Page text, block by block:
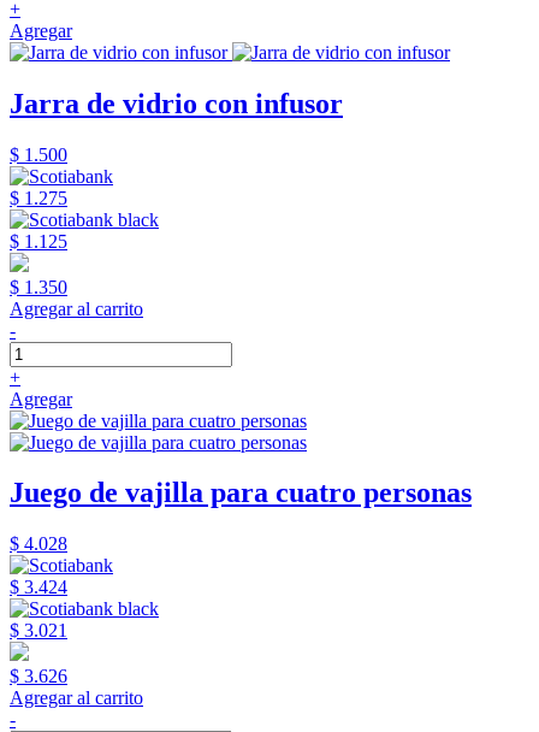
+
Agregar
Jarra de vidrio con infusor
$ 1.500
$ 1.275
$ 1.125
$ 1.350
Agregar al carrito
-
+
Agregar
Juego de vajilla para cuatro personas
$ 4.028
$ 3.424
$ 3.021
$ 3.626
Agregar al carrito
-